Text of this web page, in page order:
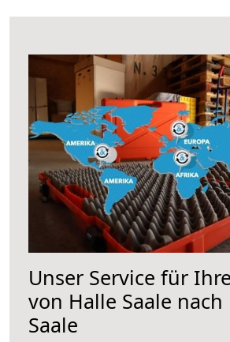
Unser Service für
von Halle Saale nach
Saale